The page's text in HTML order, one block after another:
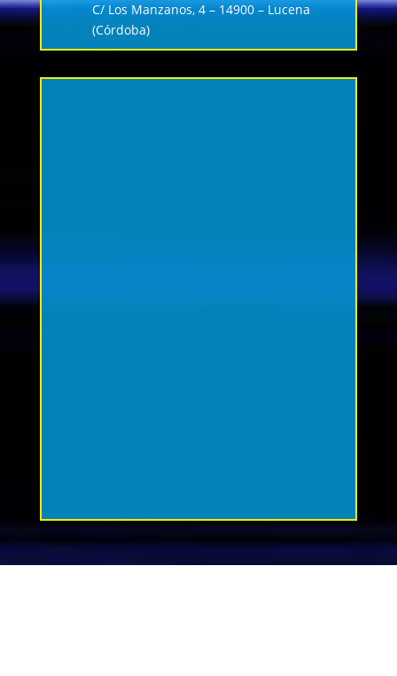
C/ Los Manzanos, 4 – 14900 – Lucena
(Córdoba)